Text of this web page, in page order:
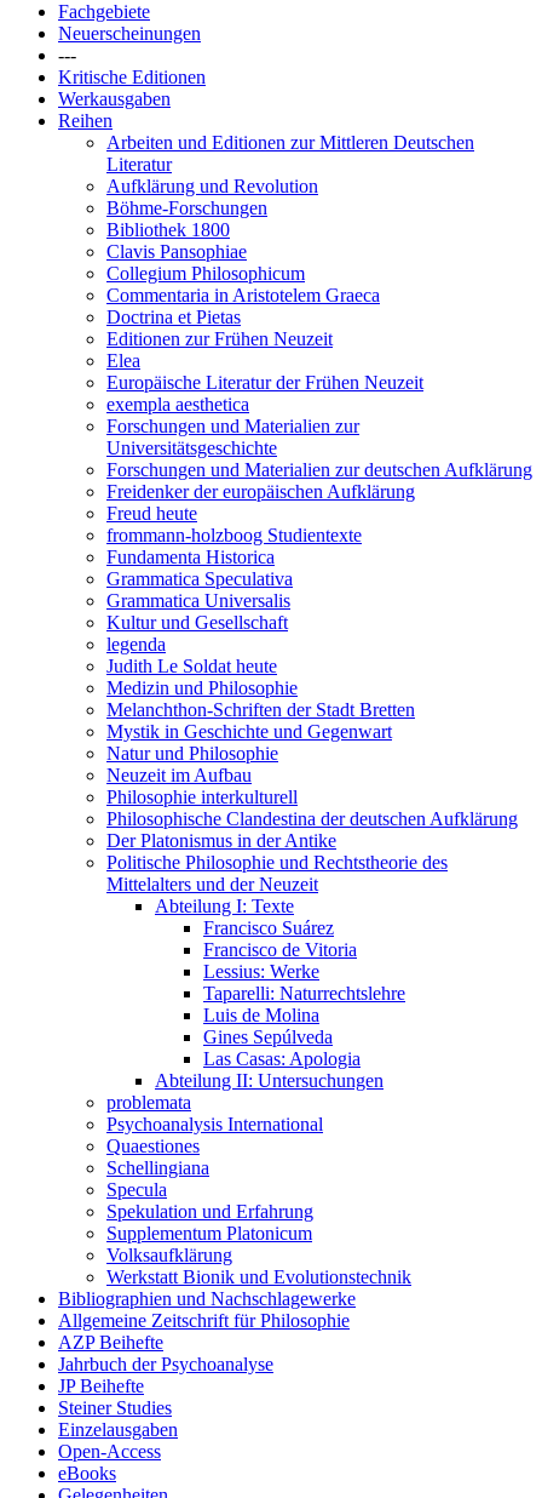
Fachgebiete
Neuerscheinungen
---
Kritische Editionen
Werkausgaben
Reihen
Arbeiten und Editionen zur Mittleren Deutschen
Literatur
Aufklärung und Revolution
Böhme-Forschungen
Bibliothek 1800
Clavis Pansophiae
Collegium Philosophicum
Commentaria in Aristotelem Graeca
Doctrina et Pietas
Editionen zur Frühen Neuzeit
Elea
Europäische Literatur der Frühen Neuzeit
exempla aesthetica
Forschungen und Materialien zur
Universitätsgeschichte
Forschungen und Materialien zur deutschen Aufklärung
Freidenker der europäischen Aufklärung
Freud heute
frommann-holzboog Studientexte
Fundamenta Historica
Grammatica Speculativa
Grammatica Universalis
Kultur und Gesellschaft
legenda
Judith Le Soldat heute
Medizin und Philosophie
Melanchthon-Schriften der Stadt Bretten
Mystik in Geschichte und Gegenwart
Natur und Philosophie
Neuzeit im Aufbau
Philosophie interkulturell
Philosophische Clandestina der deutschen Aufklärung
Der Platonismus in der Antike
Politische Philosophie und Rechtstheorie des
Mittelalters und der Neuzeit
Abteilung I: Texte
Francisco Suárez
Francisco de Vitoria
Lessius: Werke
Taparelli: Naturrechtslehre
Luis de Molina
Gines Sepúlveda
Las Casas: Apologia
Abteilung II: Untersuchungen
problemata
Psychoanalysis International
Quaestiones
Schellingiana
Specula
Spekulation und Erfahrung
Supplementum Platonicum
Volksaufklärung
Werkstatt Bionik und Evolutionstechnik
Bibliographien und Nachschlagewerke
Allgemeine Zeitschrift für Philosophie
AZP Beihefte
Jahrbuch der Psychoanalyse
JP Beihefte
Steiner Studies
Einzelausgaben
Open-Access
eBooks